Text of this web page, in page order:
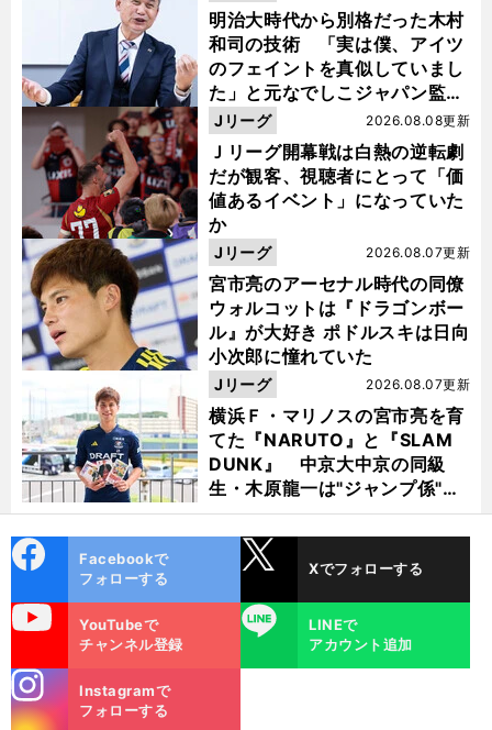
明治大時代から別格だった木村
和司の技術 「実は僕、アイツ
のフェイントを真似していまし
た」と元なでしこジャパン監
督・佐々木則夫
Ｊリーグ開幕戦は白熱の逆転劇
だが観客、視聴者にとって「価
値あるイベント」になっていた
か
2026.08.08更新
Jリーグ
宮市亮のアーセナル時代の同僚
ウォルコットは『ドラゴンボー
ル』が大好き ポドルスキは日向
小次郎に憧れていた
2026.08.07更新
Jリーグ
横浜Ｆ・マリノスの宮市亮を育
てた『NARUTO』と『SLAM
DUNK』 中京大中京の同級
生・木原龍一は"ジャンプ係"だ
った
2026.08.07更新
Jリーグ
ok
Facebookで
フォローする
Xでフォローする
YouTubeで
チャンネル登録
LINE
LINEで
アカウント追加
m
Instagramで
フォローする